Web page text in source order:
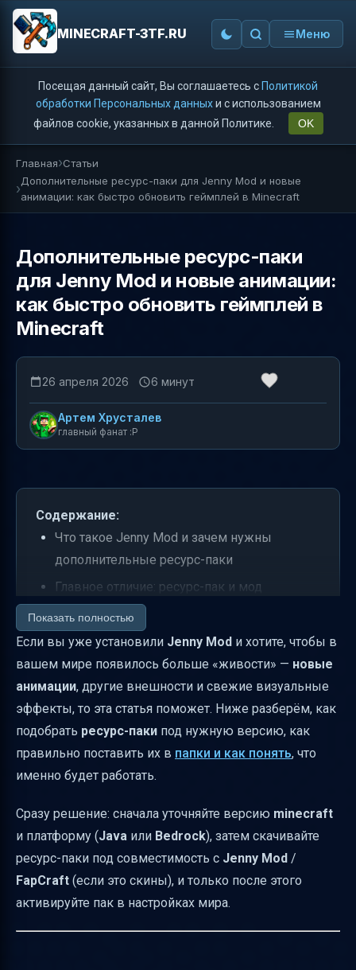
MINECRAFT-3TF.RU Меню
Посещая данный сайт, Вы соглашаетесь с Политикой
обработки Персональных данныхи с использованием
файлов cookie, указанных в данной Политике.
OK
Главная Статьи
Дополнительные ресурс-паки для Jenny Mod и новые
анимации: как быстро обновить геймплей в Minecraft
Дополнительные ресурс-паки
для Jenny Mod и новые анимации:
как быстро обновить геймплей в
Minecraft
26 апреля 2026 6 минут
Артем Хрусталев
главный фанат :P
Содержание:
Что такое Jenny Mod и зачем нужны
дополнительные ресурс-паки
Главное отличие: ресурс-пак и мод
Какие «новые анимации» ждать, а какие —
нет
Ресурс-пак с новыми скинами: пример
набора для Jenny Mod
Подготовка: проверьте версию Minecraft и
платформу
Как установить ресурс-пак в Minecraft
(универсальный принцип)
Где находятся папки ресурс-паков
Установка для Bedrock (MCPE): импорт
через игру
Установка для Java: ресурс-паки и отдельно
моды
Показать полностью
Если вы уже установили Jenny Mod и хотите, чтобы в
вашем мире появилось больше «живости» — новые
анимации, другие внешности и свежие визуальные
эффекты, то эта статья поможет. Ниже разберём, как
подобрать ресурс-паки под нужную версию, как
правильно поставить их в папки и как понять, что
именно будет работать.
Сразу решение: сначала уточняйте версию minecraft
и платформу (Java или Bedrock), затем скачивайте
ресурс-паки под совместимость с Jenny Mod /
FapCraft (если это скины), и только после этого
активируйте пак в настройках мира.